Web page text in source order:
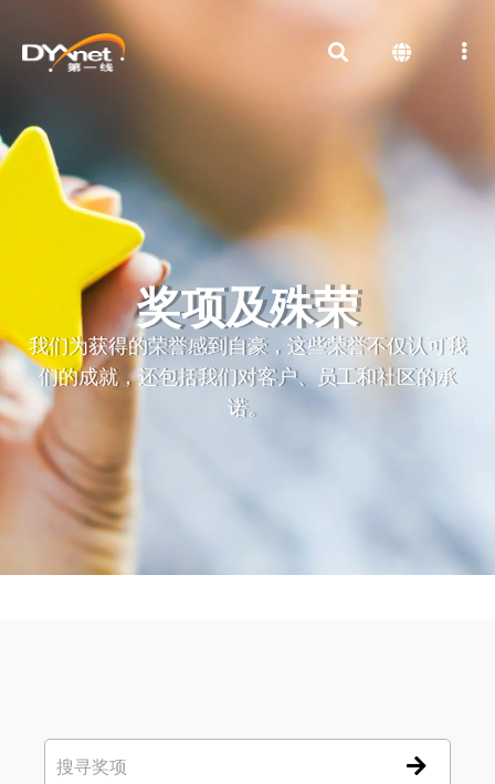
奖项及殊荣
我们为获得的荣誉感到自豪，这些荣誉不仅认可我
们的成就，还包括我们对客户、员工和社区的承
诺。